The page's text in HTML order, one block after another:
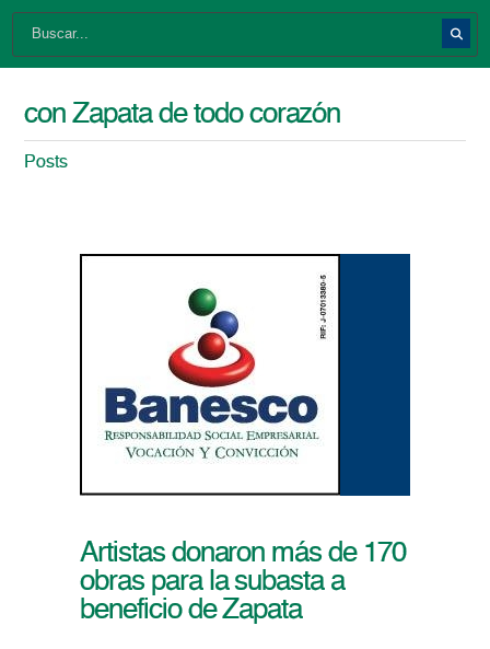
con Zapata de todo corazón
Posts
Artistas donaron más de 170
obras para la subasta a
beneficio de Zapata